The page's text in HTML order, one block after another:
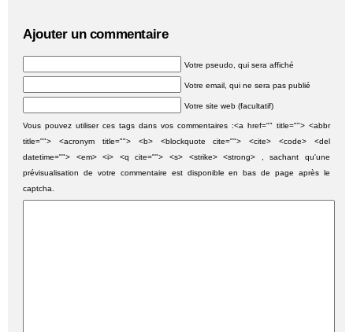
Ajouter un commentaire
Votre pseudo, qui sera affiché
Votre email, qui ne sera pas publié
Votre site web (facultatif)
Vous pouvez utiliser ces tags dans vos commentaires :<a href="" title=""> <abbr
title=""> <acronym title=""> <b> <blockquote cite=""> <cite> <code> <del
datetime=""> <em> <i> <q cite=""> <s> <strike> <strong> , sachant qu'une
prévisualisation de votre commentaire est disponible en bas de page après le
captcha.